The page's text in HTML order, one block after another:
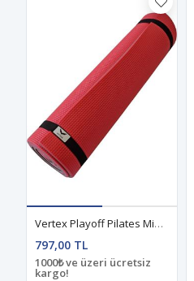
Vertex Playoff Pilates Minderi Çift Taraflı 1,6 Cm - Standart Pembe - Siyah
797,00 TL
1000₺ ve üzeri ücretsiz
kargo!